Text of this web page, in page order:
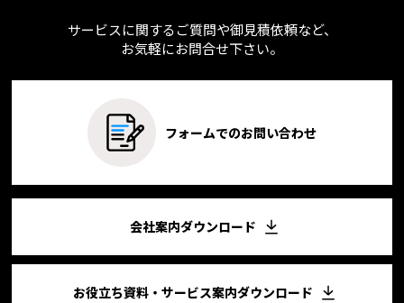
サービスに関するご質問や御見積依頼など、
お気軽にお問合せ下さい。
フォームでのお問い合わせ
会社案内ダウンロード
お役立ち資料・サービス案内ダウンロード